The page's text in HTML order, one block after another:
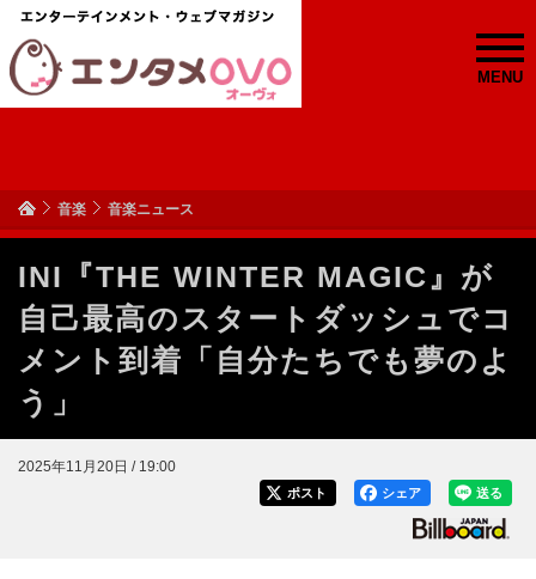
MENU
音楽 音楽ニュース
INI『THE WINTER MAGIC』が
自己最高のスタートダッシュでコ
メント到着「自分たちでも夢のよ
う」
2025年11月20日 / 19:00
送る
シェア
ポスト